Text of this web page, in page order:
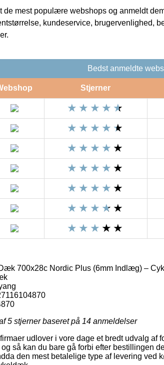
de mest populære webshops og anmeldt
kundeservice, brugervenlighed,
Bedst anmeldte
Stjerner
700x28c Nordic Plus (6mm Indlæg) –
5 stjerner baseret på 14 anmeldelser
udlover i vore dage et bredt udvalg af
så kan du bare gå forbi efter bestillingen
den mest betalelige type af levering